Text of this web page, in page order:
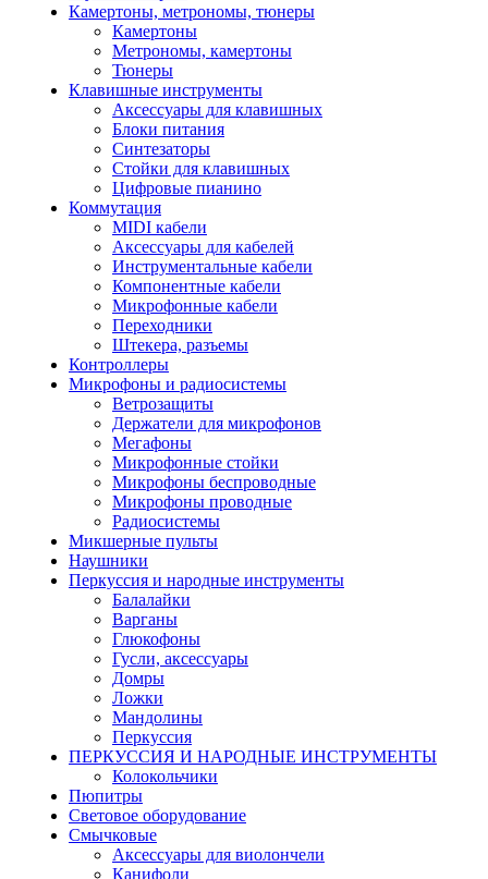
Камертоны, метрономы, тюнеры
Камертоны
Метрономы, камертоны
Тюнеры
Клавишные инструменты
Аксессуары для клавишных
Блоки питания
Синтезаторы
Стойки для клавишных
Цифровые пианино
Коммутация
MIDI кабели
Аксессуары для кабелей
Инструментальные кабели
Компонентные кабели
Микрофонные кабели
Переходники
Штекера, разъемы
Контроллеры
Микрофоны и радиосистемы
Ветрозащиты
Держатели для микрофонов
Мегафоны
Микрофонные стойки
Микрофоны беспроводные
Микрофоны проводные
Радиосистемы
Микшерные пульты
Наушники
Перкуссия и народные инструменты
Балалайки
Варганы
Глюкофоны
Гусли, аксессуары
Домры
Ложки
Мандолины
Перкуссия
ПЕРКУССИЯ И НАРОДНЫЕ ИНСТРУМЕНТЫ
Колокольчики
Пюпитры
Световое оборудование
Смычковые
Аксессуары для виолончели
Канифоли